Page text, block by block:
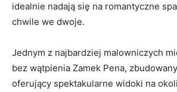
idealnie nadają się na romantyczne
chwile we dwoje.
Jednym z najbardziej malowniczych
bez wątpienia Zamek Pena,
oferujący spektakularne widoki na